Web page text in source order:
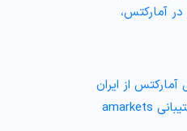
در آمارکتس،
از ایران
- راه های ارتباطی پشتیبانی amarkets